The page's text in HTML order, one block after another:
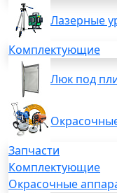
Лазерные
Комплектующие
Люк под
Запчасти
Комплектующие
Окрасочные